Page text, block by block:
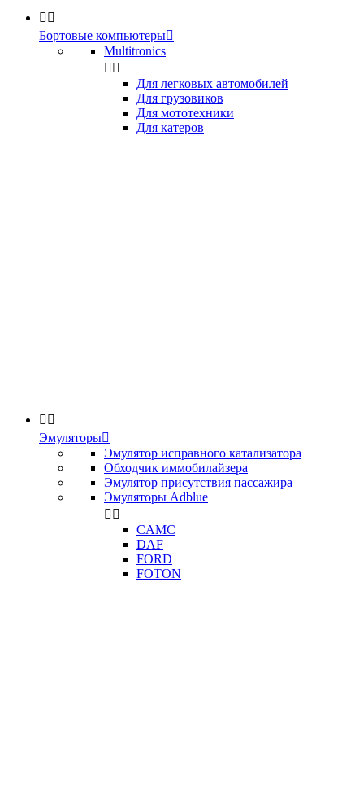
 
Бортовые компьютеры
Multitronics
 
Для легковых автомобилей
Для грузовиков
Для мототехники
Для катеров
 
Эмуляторы
Эмулятор исправного катализатора
Обходчик иммобилайзера
Эмулятор присутствия пассажира
Эмуляторы Adblue
 
CAMC
DAF
FORD
FOTON